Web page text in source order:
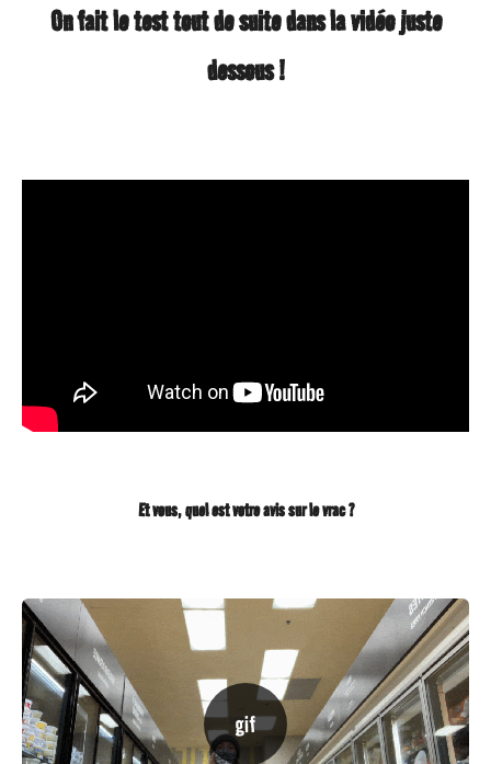
On fait le test tout de suite dans la vidéo juste
dessous !
Et vous, quel est votre avis sur le vrac ?